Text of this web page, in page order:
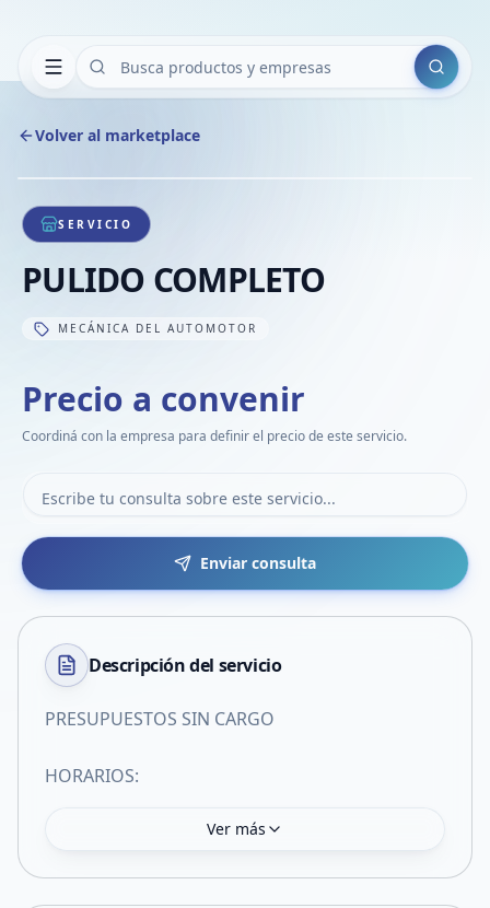
Buscar
Volver al marketplace
1/1
SERVICIO
PULIDO COMPLETO
MECÁNICA DEL AUTOMOTOR
Precio a convenir
Coordiná con la empresa para definir el precio de este servicio.
Enviar consulta
Descripción del servicio
PRESUPUESTOS SIN CARGO
HORARIOS:
Ver más